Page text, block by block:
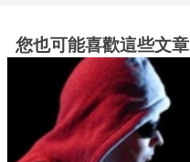
您也可能喜歡這些文章